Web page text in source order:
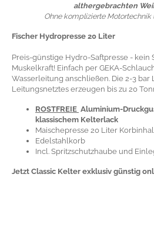
althergebrachten
Ohne komplizierte Motortechnik
Fischer Hydropresse 20 Liter
Preis-günstige Hydro-Saftpresse - kein
Muskelkraft! Einfach per GEKA-
Wasserleitung anschließen. Die 2-3 bar
Leitungsnetztes erzeugen bis zu 20
ROSTFREIE Aluminium-
klassischem Kelterlack
Maischepresse 20 Liter
Edelstahlkorb
Incl. Spritzschutzhaube und
Jetzt Classic Kelter exklusiv günstig